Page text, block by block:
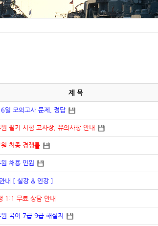
제 목
일 모의고사 문제, 정답
필기 시험 고사장, 유의사항 안내
최종 경쟁률
채용 인원
내 [ 실강 & 인강 ]
1:1 무료 상담 안내
국어 7급 9급 해설지